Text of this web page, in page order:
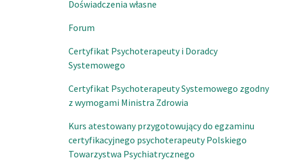
Doświadczenia własne
Forum
Certyfikat Psychoterapeuty i Doradcy
Systemowego
Certyfikat Psychoterapeuty Systemowego zgodny
z wymogami Ministra Zdrowia
Kurs atestowany przygotowujący do egzaminu
certyfikacyjnego psychoterapeuty Polskiego
Towarzystwa Psychiatrycznego